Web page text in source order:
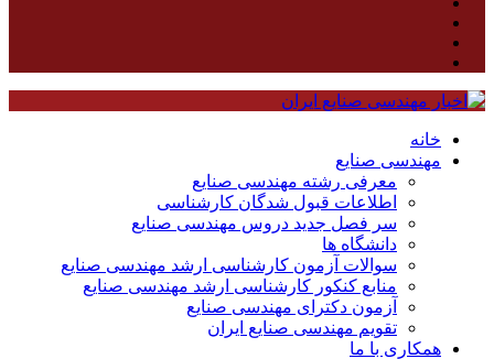
خانه
مهندسی صنایع
معرفی رشته مهندسی صنایع
اطلاعات قبول شدگان کارشناسی
سر فصل جدید دروس مهندسی صنایع
دانشگاه ها
سوالات آزمون کارشناسی ارشد مهندسی صنایع
منابع کنکور کارشناسی ارشد مهندسی صنایع
آزمون دکترای مهندسی صنایع
تقویم مهندسی صنایع ایران
همکاری با ما